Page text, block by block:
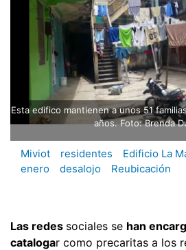
Esta edifico mantienen a unos 51
años. Foto: Brenda
Miviot residentes Edificio La
enero
desalojo Reubicación
Las redes sociales se han
catalogar como precaritas a los